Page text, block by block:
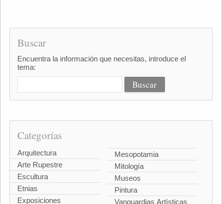
Buscar
Encuentra la información que necesitas, introduce el
tema:
Categorías
Arquitectura
Arte Rupestre
Escultura
Etnias
Exposiciones
Mesopotamia
Mitología
Museos
Pintura
Vanguardias Artísticas